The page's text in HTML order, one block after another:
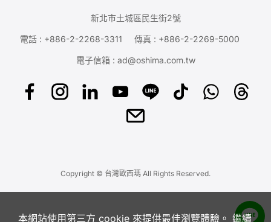
新北市土城區民生街2號
電話 : +886-2-2268-3311 傳真 : +886-2-2269-5000
電子信箱 : ad@oshima.com.tw
Copyright © 台灣歐西瑪 All Rights Reserved.
本網站使用第三方 cookie 來提供最佳瀏覽體驗。 繼續